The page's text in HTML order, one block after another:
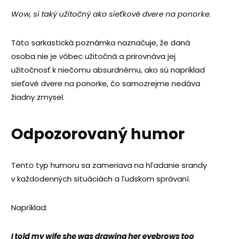
Wow, si taký užitočný ako sieťkové dvere na ponorke.
Táto sarkastická poznámka naznačuje, že daná
osoba nie je vôbec užitočná a prirovnáva jej
užitočnosť k niečomu absurdnému, ako sú napríklad
sieťové dvere na ponorke, čo samozrejme nedáva
žiadny zmysel.
Odpozorovaný humor
Tento typ humoru sa zameriava na hľadanie srandy
v každodenných situáciách a ľudskom správaní.
Napríklad:
I told my wife she was drawing her eyebrows too